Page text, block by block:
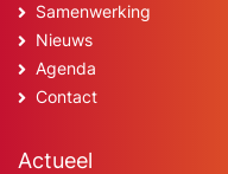
Samenwerking
Nieuws
Agenda
Contact
Actueel